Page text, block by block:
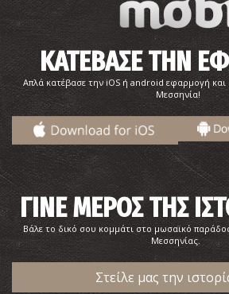
ΚΑΤΕΒΑΣΕ ΤΗΝ
Απλά κατέβασε την iOS ή android εφαρμογή και
Μεσσηνία!
ΓΙΝΕ ΜΕΡΟΣ ΤΗΣ
Βάλε το δικό σου κομμάτι στο μωσαϊκό
Μεσσηνίας.
Στείλε μας την